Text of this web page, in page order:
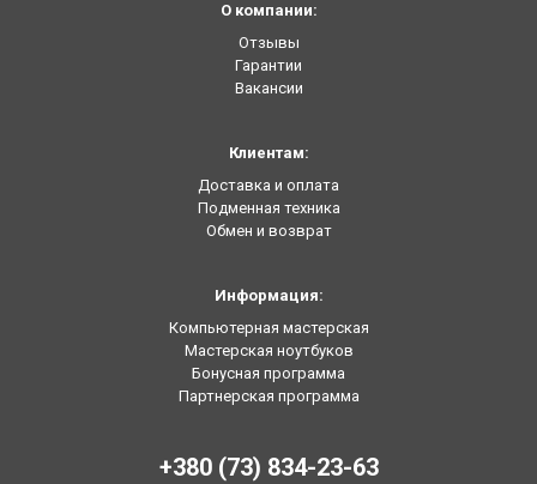
О компании:
Отзывы
Гарантии
Вакансии
Клиентам:
Доставка и оплата
Подменная техника
Обмен и возврат
Информация:
Компьютерная мастерская
Мастерская ноутбуков
Бонусная программа
Партнерская программа
+380 (73) 834-23-63